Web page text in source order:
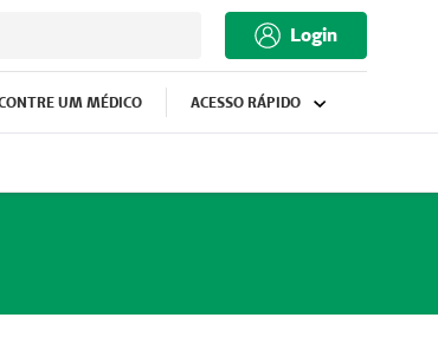
Login
UM MÉDICO ACESSO RÁPIDO